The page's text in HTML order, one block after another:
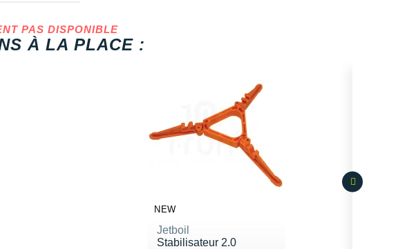
PAS DISPONIBLE
À LA PLACE :
NEW
Jetboil
Stabilisateur 2.0